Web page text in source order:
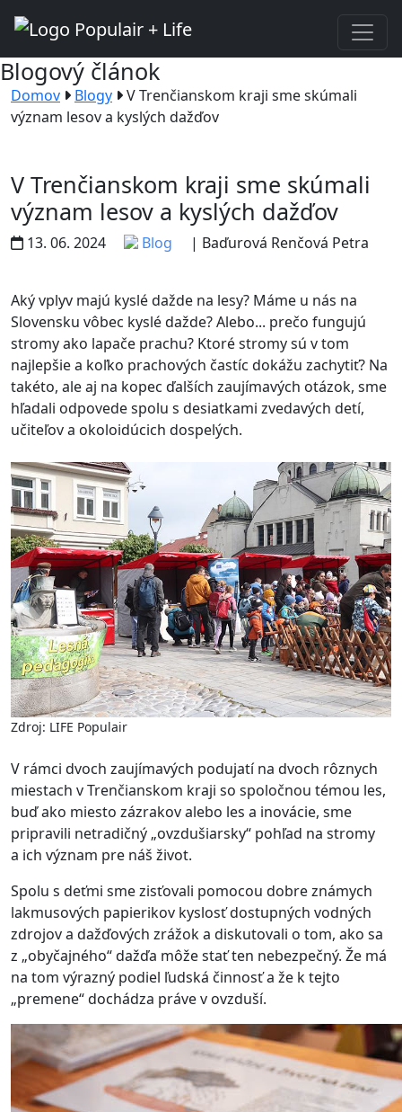
Blogový článok
Domov Blogy
V Trenčianskom kraji sme skúmali
význam lesov a kyslých dažďov
V Trenčianskom kraji sme skúmali
význam lesov a kyslých dažďov
13. 06. 2024 Blog | Baďurová Renčová Petra
Aký vplyv majú kyslé dažde na lesy? Máme u nás na
Slovensku vôbec kyslé dažde? Alebo... prečo fungujú
stromy ako lapače prachu? Ktoré stromy sú v tom
najlepšie a koľko prachových častíc dokážu zachytiť? Na
takéto, ale aj na kopec ďalších zaujímavých otázok, sme
hľadali odpovede spolu s desiatkami zvedavých detí,
učiteľov a okoloidúcich dospelých.
Zdroj: LIFE Populair
V rámci dvoch zaujímavých podujatí na dvoch rôznych
miestach v Trenčianskom kraji so spoločnou témou les,
buď ako miesto zázrakov alebo les a inovácie, sme
pripravili netradičný „ovzdušiarsky“ pohľad na stromy
a ich význam pre náš život.
Spolu s deťmi sme zisťovali pomocou dobre známych
lakmusových papierikov kyslosť dostupných vodných
zdrojov a dažďových zrážok a diskutovali o tom, ako sa
z „obyčajného“ dažďa môže stať ten nebezpečný. Že má
na tom výrazný podiel ľudská činnosť a že k tejto
„premene“ dochádza práve v ovzduší.